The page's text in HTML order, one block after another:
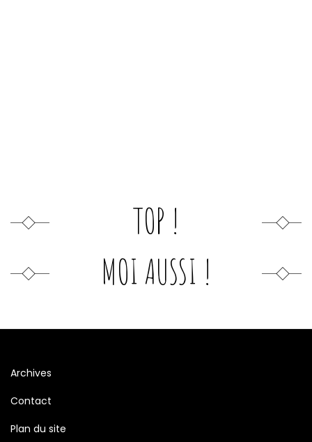
TOP !
MOI AUSSI !
Archives
Contact
Plan du site